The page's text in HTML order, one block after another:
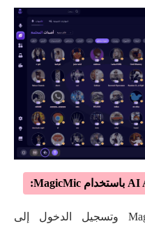
تثبيت برنامج MagicMic وتسجيل الدخول إلى